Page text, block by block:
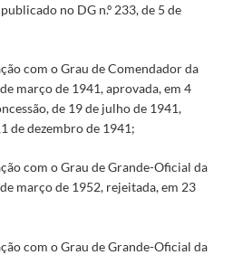
no DG n.º 233, de 5 de
com o Grau de Comendador da
março de 1941, aprovada, em 4
de 19 de julho de 1941,
de dezembro de 1941;
com o Grau de Grande-Oficial da
março de 1952, rejeitada, em 23
com o Grau de Grande-Oficial da